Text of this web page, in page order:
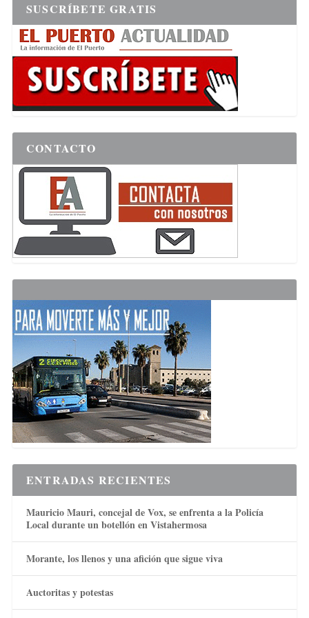
SUSCRÍBETE GRATIS
CONTACTO
ENTRADAS RECIENTES
Mauricio Mauri, concejal de Vox, se enfrenta a la Policía
Local durante un botellón en Vistahermosa
Morante, los llenos y una afición que sigue viva
Auctoritas y potestas